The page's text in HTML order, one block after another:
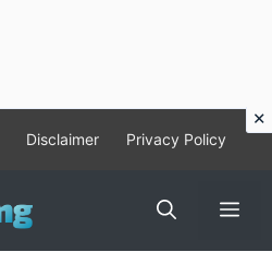
Disclaimer Privacy Policy